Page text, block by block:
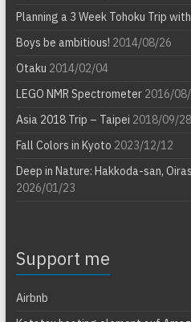
Planning a 3 Week Tohoku Trip
Boys be ambitious! 2014/08/26
Otaku 2014/02/04
LEGO NMR Spectrometer2016/
Asia 2018 Trip – Taipei 2018/09/28
Fall Colors in Kyoto 2023/12/12
Deep in Nature: Hakkoda-san,
2026/01/23
Support me
Airbnb